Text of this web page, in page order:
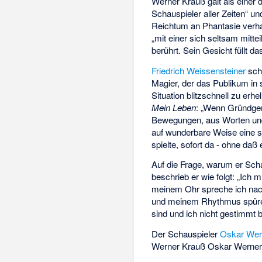
Schauspieler aller Zeiten“
Reichtum an Phantasie
„mit einer sich seltsam
berührt. Sein Gesicht füllt
Friedrich Weissensteiner
Magier, der das Publikum
Situation blitzschnell zu
Mein Leben: „Wenn
Bewegungen, aus Worten
auf wunderbare Weise eine
spielte, sofort da - ohne daß
Auf die Frage, warum er
beschrieb er wie folgt: „Ich
meinem Ohr spreche ich
und meinem Rhythmus
sind und ich nicht gestimmt
Der SchauspielerOskar
Werner Krauß Oskar